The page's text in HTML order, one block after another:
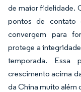
de maior fidelidade.
pontos de contato
convergem para
protege a
temporada. Essa
crescimento acima
da China muito além